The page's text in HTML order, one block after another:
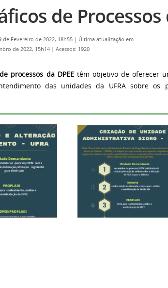
de Processos
de Fevereiro de 2022, 18h55 | Última atualização em
de 2022, 15h14 | Acessos: 1920
processos da DPEEtêm objetivo de oferecer
das unidades da UFRA sobre os